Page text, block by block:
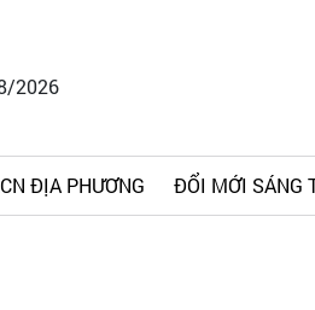
2026
ĐỊA PHƯƠNG ĐỔI MỚI SÁNG